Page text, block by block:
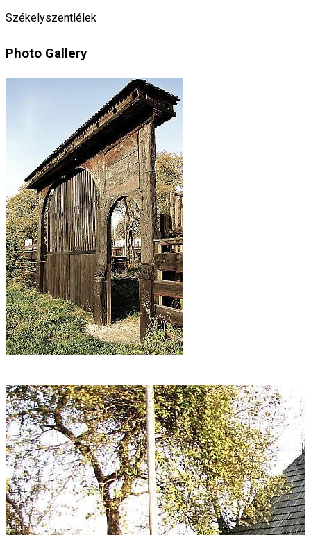
Székelyszentlélek
Photo Gallery